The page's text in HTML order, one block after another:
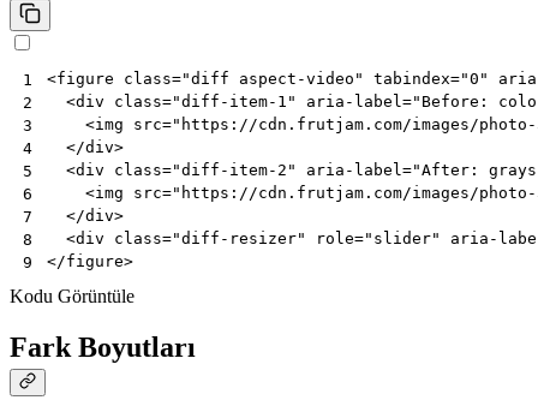
1
2
3
4
5
6
7
8
9
<figure class="diff aspect-video" tabindex="0"
<div class="diff-item-1" aria-label="Before:
<img src="https://cdn.frutjam.com/images/photo-
</div>
<div class="diff-item-2" aria-label="After:
<img src="https://cdn.frutjam.com/images/photo-
</div>
<div class="diff-resizer" role="slider"
aria-
</figure>
Kodu Görüntüle
Fark Boyutları